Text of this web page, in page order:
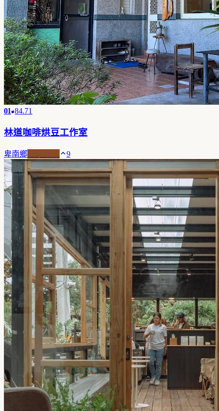
01 84.71
林道咖啡烘豆工作室
卑南鄉 9